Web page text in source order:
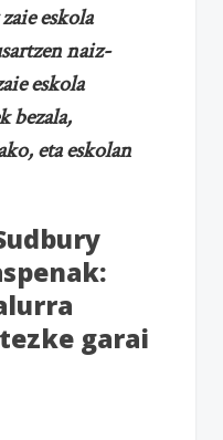
eskola
naiz-
eskola
bezala,
eta eskolan
garai